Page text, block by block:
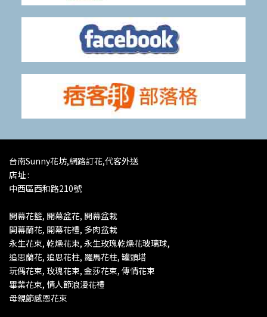
台南Sunny花坊,網路訂花,代客外送
店址 :
中西區西和路210號
開幕花籃, 開幕盆花, 開幕盆栽
開幕蘭花, 開幕花禮, 多肉盆栽
永生花束, 乾燥花束, 永生玫瑰乾燥花玻璃球,
追思蘭花, 追思花柱, 羅馬花柱, 罐頭塔
玩偶花束, 玫瑰花束, 金莎花束, 傳情花束
畢業花束, 情人節浪漫花禮
母親節感恩花束